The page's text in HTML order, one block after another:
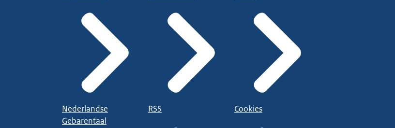
Nederlandse
Gebarentaal
RSS Cookies